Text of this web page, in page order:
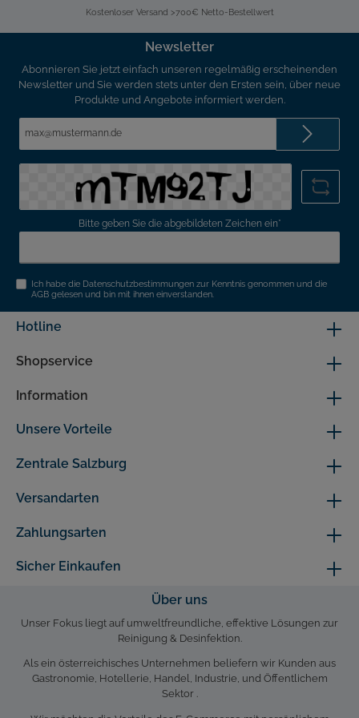
Kostenloser Versand >700€ Netto-Bestellwert
Newsletter
Abonnieren Sie jetzt einfach unseren regelmäßig erscheinenden
Newsletter und Sie werden stets unter den Ersten sein, über neue
Produkte und Angebote informiert werden.
Bitte geben Sie die abgebildeten Zeichen ein*
Ich habe die Datenschutzbestimmungen zur Kenntnis genommen und die
AGB gelesen und bin mit ihnen einverstanden.
Hotline
Shopservice
Information
Unsere Vorteile
Versandarten
Zahlungsarten
Zentrale Salzburg
Sicher Einkaufen
Über uns
Unser Fokus liegt auf umweltfreundliche, effektive Lösungen zur
Reinigung & Desinfektion.
Als ein österreichisches Unternehmen beliefern wir Kunden aus
Gastronomie, Hotellerie, Handel, Industrie, und Öffentlichem
Sektor .